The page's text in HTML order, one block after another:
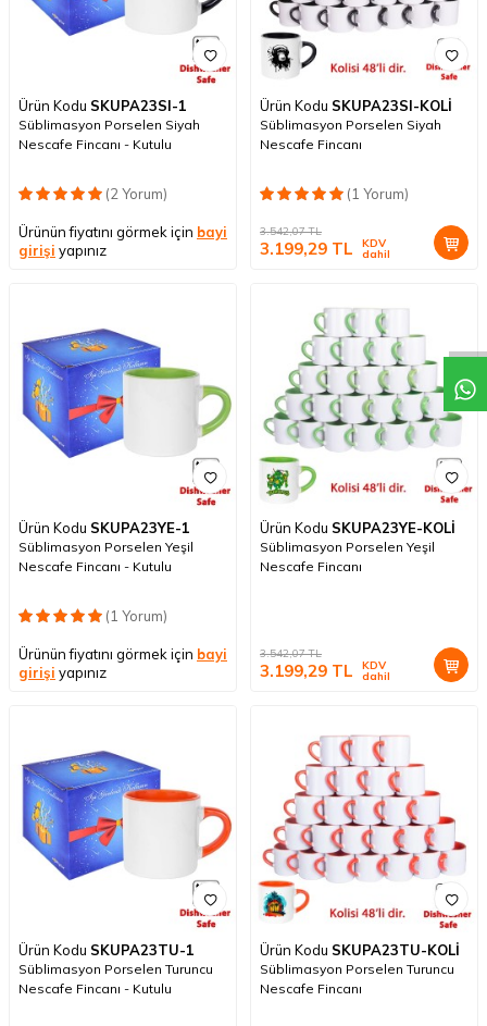
Ürün Kodu SKUPA23SI-1
Süblimasyon Porselen Siyah
Nescafe Fincanı - Kutulu
(2 Yorum)
Ürünün fiyatını görmek için bayi
girişi yapınız
Ürün Kodu SKUPA23SI-KOLİ
Süblimasyon Porselen Siyah
Nescafe Fincanı
(1 Yorum)
3.542,07TL
3.199,29 TL KDV
dahil
Ürün Kodu SKUPA23YE-1
Süblimasyon Porselen Yeşil
Nescafe Fincanı - Kutulu
(1 Yorum)
Ürünün fiyatını görmek için bayi
girişi yapınız
Ürün Kodu SKUPA23YE-KOLİ
Süblimasyon Porselen Yeşil
Nescafe Fincanı
3.542,07TL
3.199,29 TL KDV
dahil
Ürün Kodu SKUPA23TU-1
Süblimasyon Porselen Turuncu
Nescafe Fincanı - Kutulu
Ürün Kodu SKUPA23TU-KOLİ
Süblimasyon Porselen Turuncu
Nescafe Fincanı